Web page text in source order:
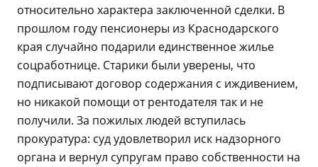
относительно характера заключенной сделки. В
прошлом году пенсионеры из Краснодарского
края случайно подарили единственное жилье
соцработнице. Старики были уверены, что
подписывают договор содержания с иждивением,
но никакой помощи от рентодателя так и не
получили. За пожилых людей вступилась
прокуратура: суд удовлетворил иск надзорного
органа и вернул супругам право собственности на